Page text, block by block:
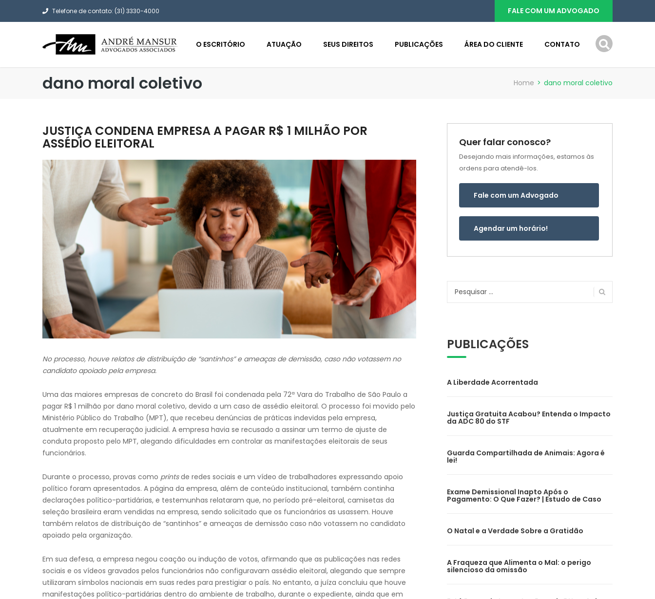
Telefone de contato: (31) 3330-4000 FALE COM UM ADVOGADO
O ESCRITÓRIO ATUAÇÃO SEUS DIREITOS PUBLICAÇÕES ÁREA DO CLIENTE CONTATO
dano moral coletivo Home > dano moral coletivo
JUSTIÇA CONDENA EMPRESA A PAGAR R$ 1 MILHÃO POR
ASSÉDIO ELEITORAL
No processo, houve relatos de distribuição de “santinhos” e ameaças de demissão, caso não votassem no
candidato apoiado pela empresa.
Uma das maiores empresas de concreto do Brasil foi condenada pela 72ª Vara do Trabalho de São Paulo a
pagar R$ 1 milhão por dano moral coletivo, devido a um caso de assédio eleitoral. O processo foi movido pelo
Ministério Público do Trabalho (MPT), que recebeu denúncias de práticas indevidas pela empresa,
atualmente em recuperação judicial. A empresa havia se recusado a assinar um termo de ajuste de
conduta proposto pelo MPT, alegando dificuldades em controlar as manifestações eleitorais de seus
funcionários.
Durante o processo, provas como printsde redes sociais e um vídeo de trabalhadores expressando apoio
político foram apresentados. A página da empresa, além de conteúdo institucional, também continha
declarações político-partidárias, e testemunhas relataram que, no período pré-eleitoral, camisetas da
seleção brasileira eram vendidas na empresa, sendo solicitado que os funcionários as usassem. Houve
também relatos de distribuição de “santinhos” e ameaças de demissão caso não votassem no candidato
apoiado pela organização.
Em sua defesa, a empresa negou coação ou indução de votos, afirmando que as publicações nas redes
sociais e os vídeos gravados pelos funcionários não configuravam assédio eleitoral, alegando que sempre
utilizaram símbolos nacionais em suas redes para prestigiar o país. No entanto, a juíza concluiu que houve
manifestações político-partidárias dentro do ambiente de trabalho, durante o expediente, ainda que em
Quer falar conosco?
Desejando mais informações, estamos às
ordens para atendê-los.
Fale com um Advogado
Agendar um horário!
Pesquisar
PUBLICAÇÕES
A Liberdade Acorrentada
Justiça Gratuita Acabou? Entenda o Impacto
da ADC 80 do STF
Guarda Compartilhada de Animais: Agora é
lei!
Exame Demissional Inapto Após o
Pagamento: O Que Fazer? | Estudo de Caso
O Natal e a Verdade Sobre a Gratidão
A Fraqueza que Alimenta o Mal: o perigo
silencioso da omissão